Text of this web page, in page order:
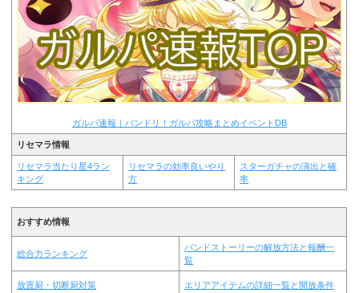
ガルパ速報｜バンドリ！ガルパ攻略まとめイベントDB
リセマラ情報
リセマラ当たり星4ラン
キング
リセマラの効率良いやり
方
スターガチャの演出と確
率
おすすめ情報
総合力ランキング
バンドストーリーの解放方法と報酬一
覧
放置厨・切断厨対策 エリアアイテムの詳細一覧と開放条件